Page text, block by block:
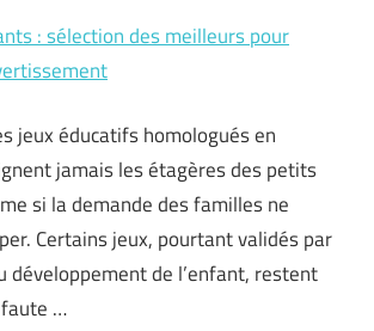
: sélection des meilleurs pour
jeux éducatifs homologués en
jamais les étagères des petits
si la demande des familles ne
Certains jeux, pourtant validés par
développement de l’enfant, restent
faute …